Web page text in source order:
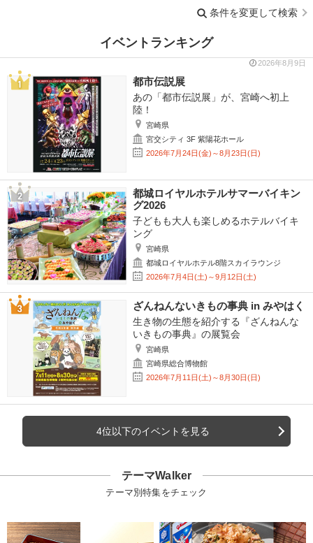
条件を変更して検索
イベントランキング
2026年8月9日
都市伝説展
あの「都市伝説展」が、宮崎へ初上
陸！
宮崎県
宮交シティ 3F 紫陽花ホール
2026年7月24日(金)～8月23日(日)
都城ロイヤルホテルサマーバイキン
グ2026
子どもも大人も楽しめるホテルバイキ
ング
宮崎県
都城ロイヤルホテル8階スカイラウンジ
2026年7月4日(土)～9月12日(土)
ざんねんないきもの事典 in みやはく
生き物の生態を紹介する『ざんねんな
いきもの事典』の展覧会
宮崎県
宮崎県総合博物館
2026年7月11日(土)～8月30日(日)
4位以下のイベントを見る
テーマWalker
テーマ別特集をチェック